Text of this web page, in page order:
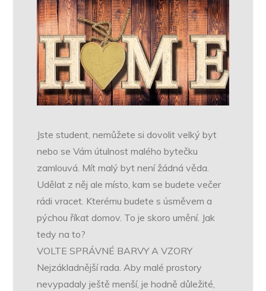
Jste student, nemůžete si dovolit velký byt
nebo se Vám útulnost malého bytečku
zamlouvá. Mít malý byt není žádná věda.
Udělat z něj ale místo, kam se budete večer
rádi vracet. Kterému budete s úsměvem a
pýchou říkat domov. To je skoro umění. Jak
tedy na to?
VOLTE SPRÁVNÉ BARVY A VZORY
Nejzákladnější rada. Aby malé prostory
nevypadaly ještě menší, je hodně důležité,